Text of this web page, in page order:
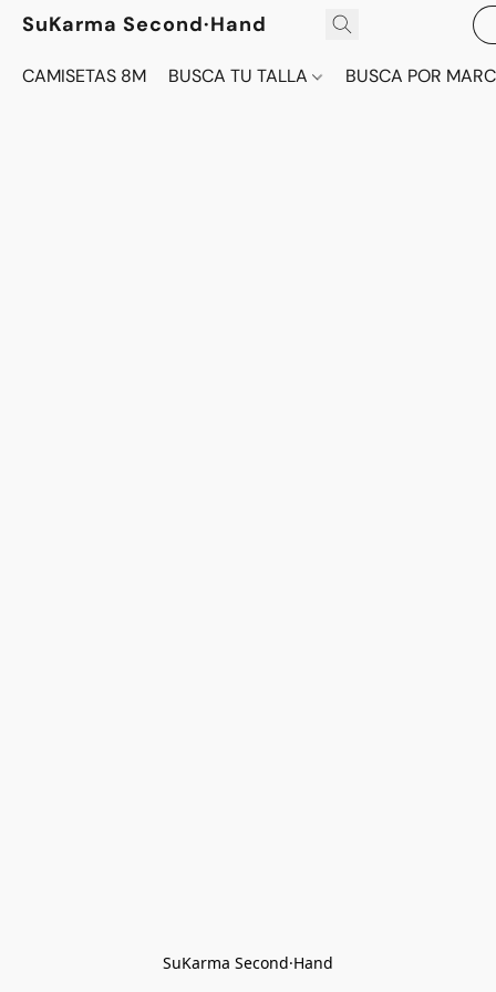
SuKarma Second·Hand
CAMISETAS 8M BUSCA TU TALLA BUSCA POR
SuKarma Second·Hand